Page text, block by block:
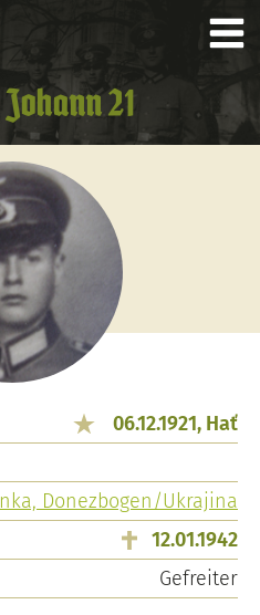
21
06.12.1921, Hať
Donezbogen/Ukrajina
12.01.1942
Gefreiter